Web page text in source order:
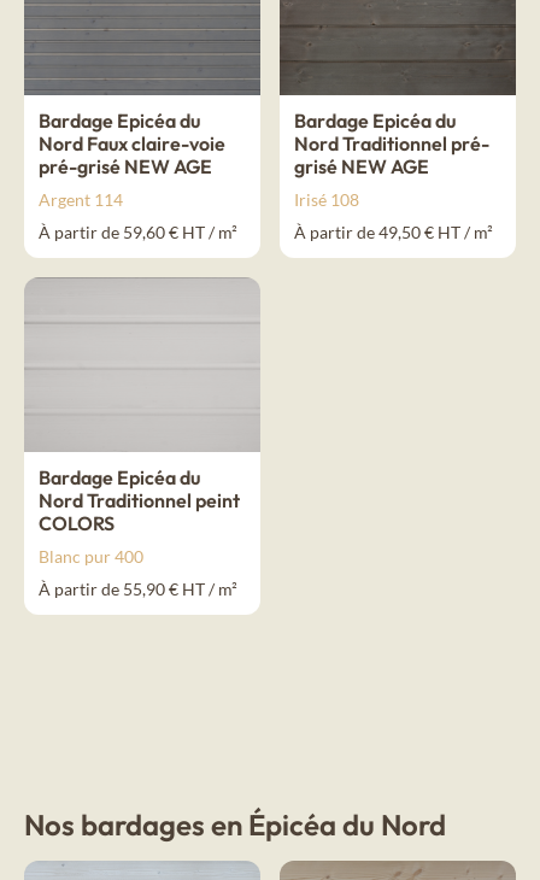
Bardage Epicéa du
Nord Faux claire-voie
pré-grisé NEW AGE
Argent 114
À partir de 59,60 € HT / m²
Bardage Epicéa du
Nord Traditionnel pré-
grisé NEW AGE
Irisé 108
À partir de 49,50 € HT / m²
Bardage Epicéa du
Nord Traditionnel peint
COLORS
Blanc pur 400
À partir de 55,90 € HT / m²
Nos bardages en Épicéa du Nord